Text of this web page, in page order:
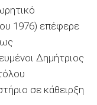
1976) επέφερε
Δημήτριος
σε κάθειρξη